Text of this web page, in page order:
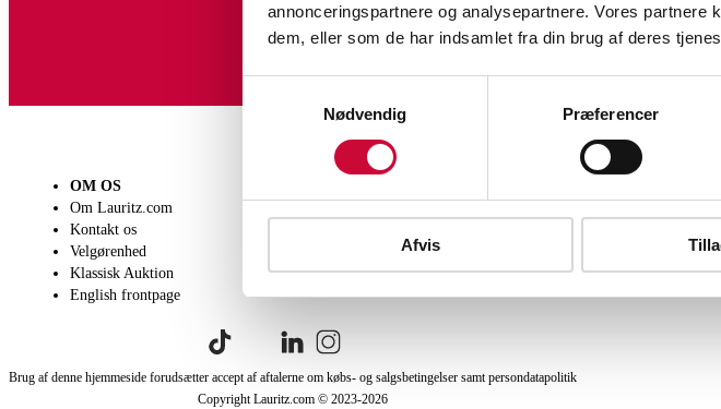
annonceringspartnere og analysepartnere. Vores
dem, eller som de har indsamlet fra din brug af deres
Nødvendig
Præferencer
Afvis
Tilmeld dig vores nyhedsbrev og modtag nyheder samt
OM OS
Om Lauritz.com
Kontakt os
Velgørenhed
Klassisk Auktion
English frontpage
Købsvilkår
Brug af denne hjemmeside forudsætter accept af aftalerne om købs- og salgsbetingelser samt persondatapolitik
Copyright Lauritz.com © 2023-2026